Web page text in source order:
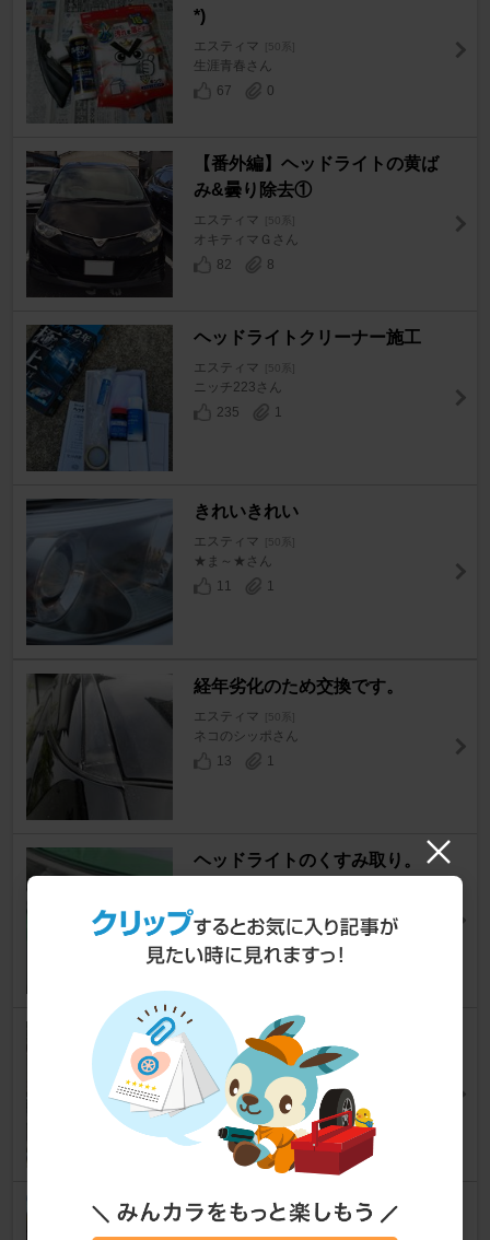
*)
エスティマ [50系]
生涯青春さん
67
0
【番外編】ヘッドライトの黄ば
み&曇り除去①
エスティマ [50系]
オキティマＧさん
82
8
ヘッドライトクリーナー施工
エスティマ [50系]
ニッチ223さん
235
1
きれいきれい
エスティマ [50系]
★ま～★さん
11
1
経年劣化のため交換です。
エスティマ [50系]
ネコのシッポさん
13
1
ヘッドライトのくすみ取り。
サカエ999さん
30
2
タイヤワックスでコーティング
エスティマ [50系]
LJSさん
95
0
ゴムモールとカウルトップコー
ティング